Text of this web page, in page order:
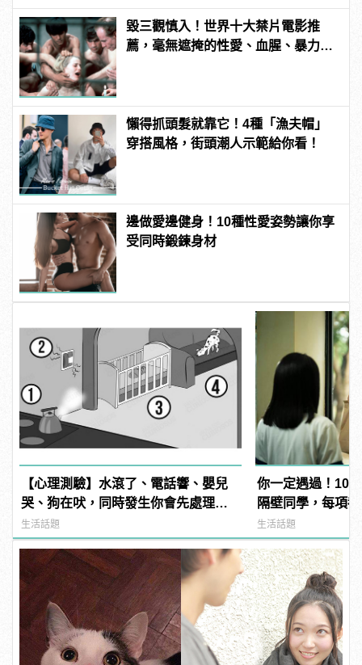
毀三觀慎入！世界十大禁片電影推
薦，毫無遮掩的性愛、血腥、暴力、
懶得抓頭髮就靠它！4種「漁夫帽」
穿搭風格，街頭潮人示範給你看！
邊做愛邊健身！10種性愛姿勢讓你享
受同時鍛鍊身材
【心理測驗】水滾了、電話響、嬰兒
哭、狗在吠，同時發生你會先處理哪
件事？ | manfashion這樣變型男
生活話題
你一定遇過！10
隔壁同學，每項
生活話題